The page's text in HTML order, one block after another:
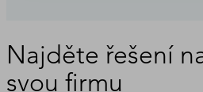
Najděte řešení
svou firmu